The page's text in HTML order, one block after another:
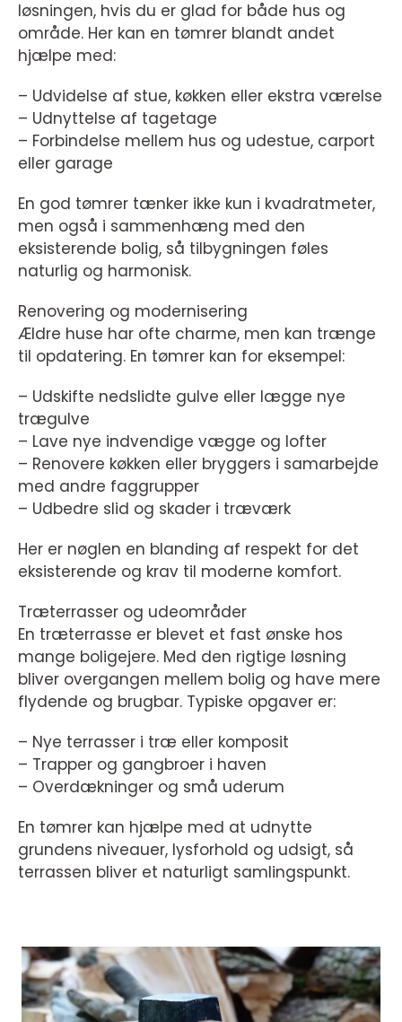
løsningen, hvis du er glad for både hus og
område. Her kan en tømrer blandt andet
hjælpe med:
– Udvidelse af stue, køkken eller ekstra værelse
– Udnyttelse af tagetage
– Forbindelse mellem hus og udestue, carport
eller garage
En god tømrer tænker ikke kun i kvadratmeter,
men også i sammenhæng med den
eksisterende bolig, så tilbygningen føles
naturlig og harmonisk.
Renovering og modernisering
Ældre huse har ofte charme, men kan trænge
til opdatering. En tømrer kan for eksempel:
– Udskifte nedslidte gulve eller lægge nye
trægulve
– Lave nye indvendige vægge og lofter
– Renovere køkken eller bryggers i samarbejde
med andre faggrupper
– Udbedre slid og skader i træværk
Her er nøglen en blanding af respekt for det
eksisterende og krav til moderne komfort.
Træterrasser og udeområder
En træterrasse er blevet et fast ønske hos
mange boligejere. Med den rigtige løsning
bliver overgangen mellem bolig og have mere
flydende og brugbar. Typiske opgaver er:
– Nye terrasser i træ eller komposit
– Trapper og gangbroer i haven
– Overdækninger og små uderum
En tømrer kan hjælpe med at udnytte
grundens niveauer, lysforhold og udsigt, så
terrassen bliver et naturligt samlingspunkt.